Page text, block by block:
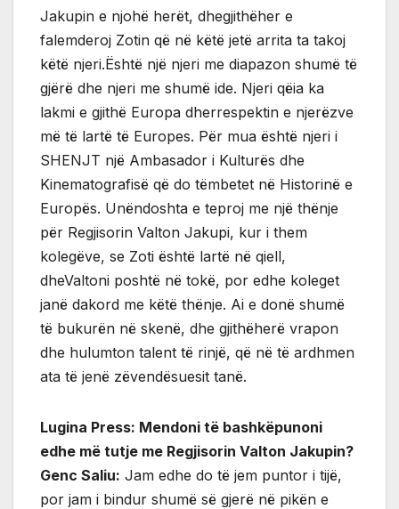
Jakupin e njohë herët, dhegjithëher e
falemderoj Zotin që në këtë jetë arrita ta takoj
këtë njeri.Është një njeri me diapazon shumë të
gjërë dhe njeri me shumë ide. Njeri qëia ka
lakmi e gjithë Europa dherrespektin e njerëzve
më të lartë të Europes. Për mua është njeri i
SHENJT një Ambasador i Kulturës dhe
Kinematografisë që do tëmbetet në Historinë e
Europës. Unëndoshta e teproj me një thënje
për Regjisorin Valton Jakupi, kur i them
kolegëve, se Zoti është lartë në qiell,
dheValtoni poshtë në tokë, por edhe koleget
janë dakord me këtë thënje. Ai e donë shumë
të bukurën në skenë, dhe gjithëherë vrapon
dhe hulumton talent të rinjë, që në të ardhmen
ata të jenë zëvendësuesit tanë.
Lugina Press: Mendoni të bashkëpunoni
edhe më tutje me Regjisorin Valton Jakupin?
Genc Saliu: Jam edhe do të jem puntor i tijë,
por jam i bindur shumë së gjerë në pikën e